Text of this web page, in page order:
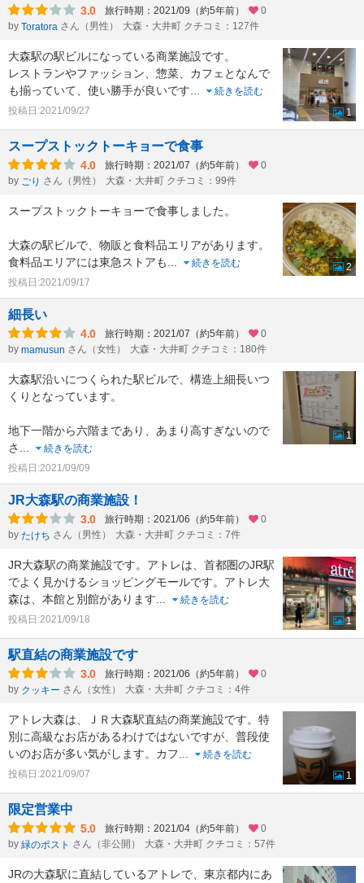
3.0 旅行時期：2021/09（約5年前）
0
by Toratora さん（男性） 大森・大井町 クチコミ：127件
大森駅の駅ビルになっている商業施設です。
レストランやファッション、惣菜、カフェとなんで
も揃っていて、使い勝手が良いです
続きを読む
投稿日:2021/09/27
1
スープストックトーキョーで食事
4.0 旅行時期：2021/07（約5年前）
0
by ごり さん（男性） 大森・大井町 クチコミ：99件
スープストックトーキョーで食事しました。
大森の駅ビルで、物販と食料品エリアがあります。
食料品エリアには東急ストアも
続きを読む
投稿日:2021/09/17
2
細長い
4.0 旅行時期：2021/07（約5年前）
0
by mamusun さん（女性） 大森・大井町 クチコミ：180件
大森駅沿いにつくられた駅ビルで、構造上細長いつ
くりとなっています。
地下一階から六階まであり、あまり高すぎないので
さ
続きを読む
投稿日:2021/09/09
1
JR大森駅の商業施設！
3.0 旅行時期：2021/06（約5年前）
0
by たけち さん（男性） 大森・大井町 クチコミ：7件
JR大森駅の商業施設です。アトレは、首都圏のJR駅
でよく見かけるショッピングモールです。アトレ大
森は、本館と別館があります
続きを読む
投稿日:2021/09/18
1
駅直結の商業施設です
3.0 旅行時期：2021/06（約5年前）
0
by クッキー さん（女性） 大森・大井町 クチコミ：4件
アトレ大森は、ＪＲ大森駅直結の商業施設です。特
別に高級なお店があるわけではないですが、普段使
いのお店が多い気がします。カフ
続きを読む
投稿日:2021/09/07
1
限定営業中
5.0 旅行時期：2021/04（約5年前）
0
by 緑のポスト さん（非公開） 大森・大井町 クチコミ：57件
JRの大森駅に直結しているアトレで、東京都内にあ